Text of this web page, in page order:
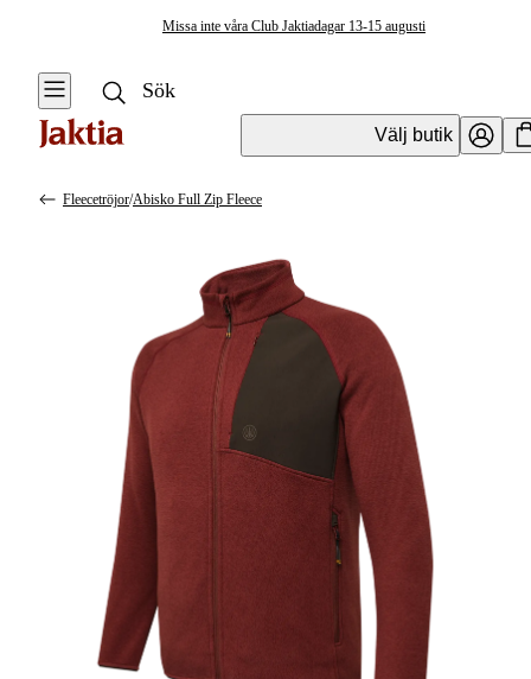
Missa inte våra Club Jaktiadagar 13-15 augusti
Välj butik
Kängor & Skor
Underkläder &
& Skjortor
Tröjor
T-shirts
Fleecetröjor/Abisko Full Zip Fleece